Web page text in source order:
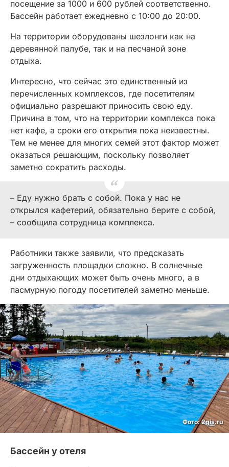
посещение за 1000 и 600 рублей соответственно.
Бассейн работает ежедневно с 10:00 до 20:00.
На территории оборудованы шезлонги как на
деревянной палубе, так и на песчаной зоне
отдыха.
Интересно, что сейчас это единственный из
перечисленных комплексов, где посетителям
официально разрешают приносить свою еду.
Причина в том, что на территории комплекса пока
нет кафе, а сроки его открытия пока неизвестны.
Тем не менее для многих семей этот фактор может
оказаться решающим, поскольку позволяет
заметно сократить расходы.
– Еду нужно брать с собой. Пока у нас не
открылся кафетерий, обязательно берите с собой,
– сообщила сотрудница комплекса.
Работники также заявили, что предсказать
загруженность площадки сложно. В солнечные
дни отдыхающих может быть очень много, а в
пасмурную погоду посетителей заметно меньше.
Фото: 2gis.ru
Бассейн у отеля